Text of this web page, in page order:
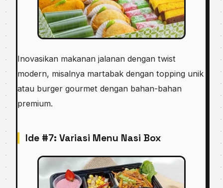
Inovasikan makanan jalanan dengan twist
modern, misalnya martabak dengan topping unik
atau burger gourmet dengan bahan-bahan
premium.
Ide #7: Variasi Menu Nasi Box